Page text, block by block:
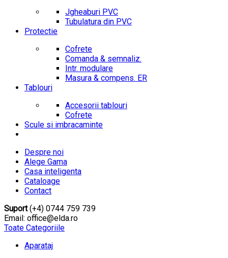
Jgheaburi PVC
Tubulatura din PVC
Protectie
Cofrete
Comanda & semnaliz.
Intr. modulare
Masura & compens. ER
Tablouri
Accesorii tablouri
Cofrete
Scule si imbracaminte
Despre noi
Alege Gama
Casa inteligenta
Cataloage
Contact
Suport(+4) 0744 759 739
Email: office@elda.ro
Toate Categoriile
Aparataj